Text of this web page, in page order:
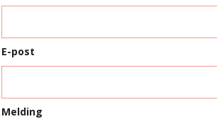
E-post
Melding